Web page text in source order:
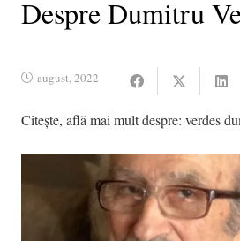
Despre Dumitru
august, 2022
Citește, află mai mult despre: verdes